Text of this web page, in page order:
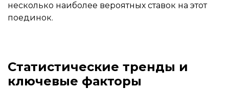
несколько наиболее вероятных ставок на этот
поединок.
Статистические тренды и
ключевые факторы